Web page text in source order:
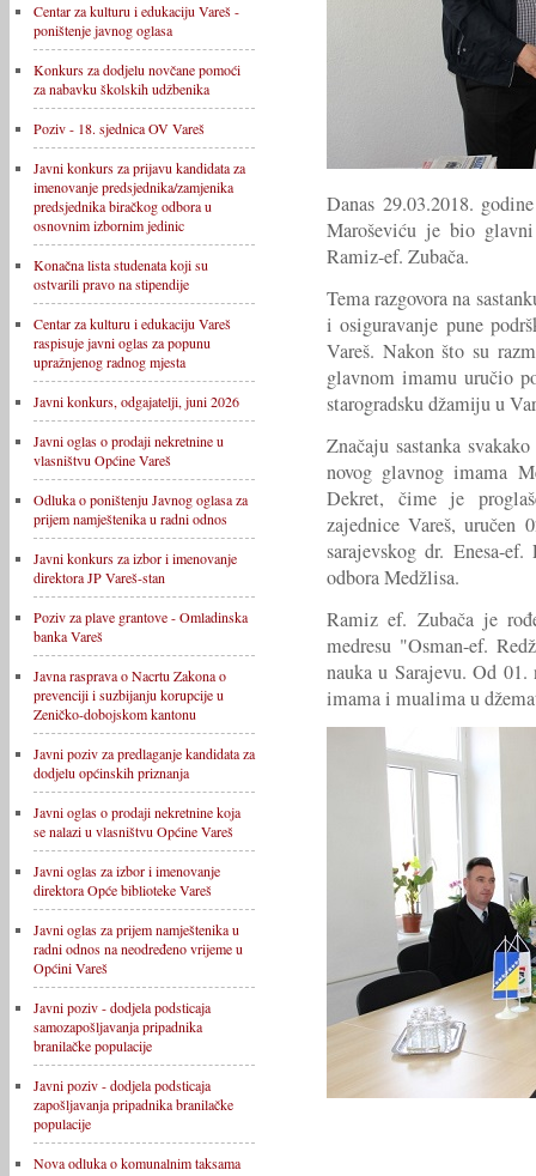
Centar za kulturu i edukaciju Vareš -
poništenje javnog oglasa
Konkurs za dodjelu novčane pomoći
za nabavku školskih udžbenika
Poziv - 18. sjednica OV Vareš
Javni konkurs za prijavu kandidata za
imenovanje predsjednika/zamjenika
predsjednika biračkog odbora u
osnovnim izbornim jedinic
Konačna lista studenata koji su
ostvarili pravo na stipendije
Centar za kulturu i edukaciju Vareš
raspisuje javni oglas za popunu
upražnjenog radnog mjesta
Javni konkurs, odgajatelji, juni 2026
Javni oglas o prodaji nekretnine u
vlasništvu Općine Vareš
Odluka o poništenju Javnog oglasa za
prijem namještenika u radni odnos
Javni konkurs za izbor i imenovanje
direktora JP Vareš-stan
Poziv za plave grantove - Omladinska
banka Vareš
Javna rasprava o Nacrtu Zakona o
prevenciji i suzbijanju korupcije u
Zeničko-dobojskom kantonu
Javni poziv za predlaganje kandidata za
dodjelu općinskih priznanja
Javni oglas o prodaji nekretnine koja
se nalazi u vlasništvu Općine Vareš
Javni oglas za izbor i imenovanje
direktora Opće biblioteke Vareš
Javni oglas za prijem namještenika u
radni odnos na neodređeno vrijeme u
Općini Vareš
Javni poziv - dodjela podsticaja
samozapošljavanja pripadnika
branilačke populacije
Javni poziv - dodjela podsticaja
zapošljavanja pripadnika branilačke
populacije
Nova odluka o komunalnim taksama
Danas 29.03.2018.
Maroševiću je bio
Ramiz-ef. Zubača.
Tema razgovora na
i osiguravanje pune
Vareš. Nakon što su
glavnom imamu uručio
starogradsku džamiju u
Značaju sastanka
novog glavnog imama
Dekret, čime je
zajednice Vareš, uručen
sarajevskog dr. Enesa-
odbora Medžlisa.
Ramiz ef. Zubača je
medresu "Osman-ef.
nauka u Sarajevu. Od
imama i mualima u